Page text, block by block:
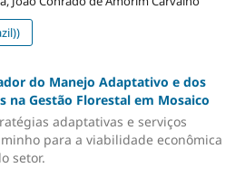
do Manejo Adaptativo e dos
na Gestão Florestal em Mosaico
adaptativas e serviços
para a viabilidade econômica
setor.